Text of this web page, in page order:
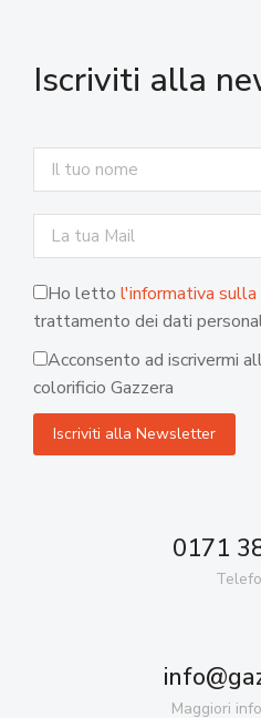
Iscriviti alla
Ho letto l'informativa sulla
trattamento dei dati
Acconsento ad iscrivermi
colorificio Gazzera
0171
Maggiori